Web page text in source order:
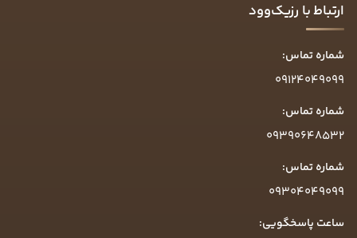
ارتباط با رزیک‌وود
شماره تماس:
09124049099
شماره تماس:
09390648532
شماره تماس:
09304049099
ساعت پاسخگویی: